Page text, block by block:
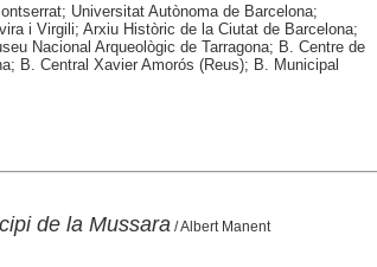
Universitat Autònoma de Barcelona;
i Virgili; Arxiu Històric de la Ciutat de Barcelona;
Nacional Arqueològic de Tarragona; B. Centre de
B. Central Xavier Amorós (Reus); B. Municipal
de la Mussara/ Albert Manent